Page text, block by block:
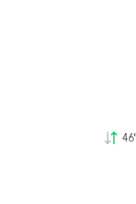
46'